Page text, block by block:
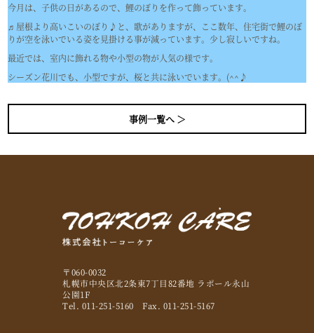
今月は、子供の日があるので、鯉のぼりを作って飾っています。
♬屋根より高いこいのぼり♪と、歌がありますが、ここ数年、住宅街で鯉のぼ
りが空を泳いでいる姿を見掛ける事が減っています。少し寂しいですね。
最近では、室内に飾れる物や小型の物が人気の様です。
シーズン花川でも、小型ですが、桜と共に泳いでいます。(^^♪
事例一覧へ ＞
〒060-0032
札幌市中央区北2条東7丁目82番地 ラポール永山
公園1F
Tel. 011-251-5160 Fax. 011-251-5167